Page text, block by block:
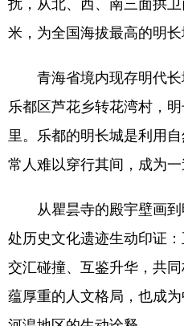
米，为全国海拔最高的明长
青海省境内现存明代长
乐都区芦花乡转花湾村，
里。乐都的明长城是利用
常人难以穿行其间，成为一
从瞿昙寺的殿宇壁画到
处历史文化遗迹生动印证
交汇碰撞、互鉴升华，共
蕴厚重的人文格局，也成